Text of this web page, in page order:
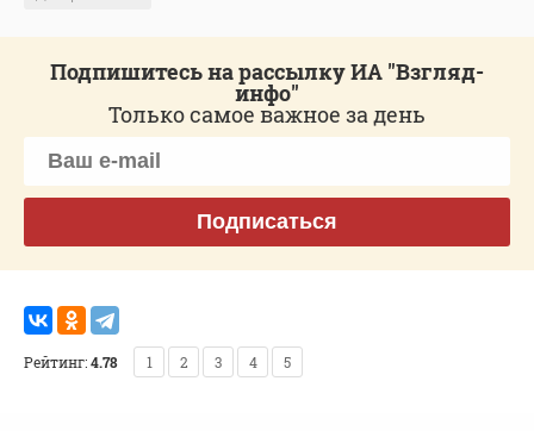
Подпишитесь на рассылку ИА "Взгляд-
инфо"
Только самое важное за день
Подписаться
Рейтинг:4.78 1 2 3 4 5